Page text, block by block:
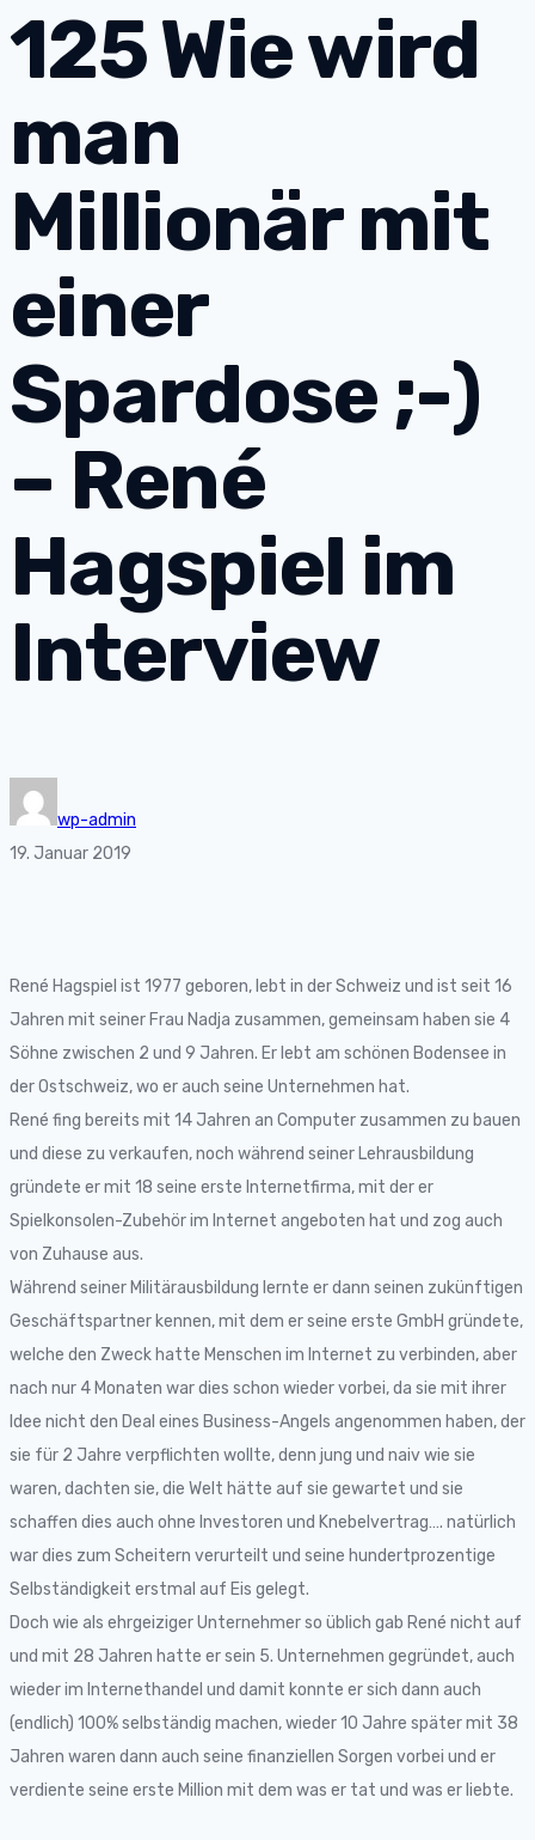
125 Wie wird
man
Millionär mit
einer
Spardose ;-)
– René
Hagspiel im
Interview
wp-admin
19. Januar 2019
René Hagspiel ist 1977 geboren, lebt in der Schweiz und ist seit 16
Jahren mit seiner Frau Nadja zusammen, gemeinsam haben sie 4
Söhne zwischen 2 und 9 Jahren. Er lebt am schönen Bodensee in
der Ostschweiz, wo er auch seine Unternehmen hat.
René fing bereits mit 14 Jahren an Computer zusammen zu bauen
und diese zu verkaufen, noch während seiner Lehrausbildung
gründete er mit 18 seine erste Internetfirma, mit der er
Spielkonsolen-Zubehör im Internet angeboten hat und zog auch
von Zuhause aus.
Während seiner Militärausbildung lernte er dann seinen zukünftigen
Geschäftspartner kennen, mit dem er seine erste GmbH gründete,
welche den Zweck hatte Menschen im Internet zu verbinden, aber
nach nur 4 Monaten war dies schon wieder vorbei, da sie mit ihrer
Idee nicht den Deal eines Business-Angels angenommen haben, der
sie für 2 Jahre verpflichten wollte, denn jung und naiv wie sie
waren, dachten sie, die Welt hätte auf sie gewartet und sie
schaffen dies auch ohne Investoren und Knebelvertrag…. natürlich
war dies zum Scheitern verurteilt und seine hundertprozentige
Selbständigkeit erstmal auf Eis gelegt.
Doch wie als ehrgeiziger Unternehmer so üblich gab René nicht auf
und mit 28 Jahren hatte er sein 5. Unternehmen gegründet, auch
wieder im Internethandel und damit konnte er sich dann auch
(endlich) 100% selbständig machen, wieder 10 Jahre später mit 38
Jahren waren dann auch seine finanziellen Sorgen vorbei und er
verdiente seine erste Million mit dem was er tat und was er liebte.